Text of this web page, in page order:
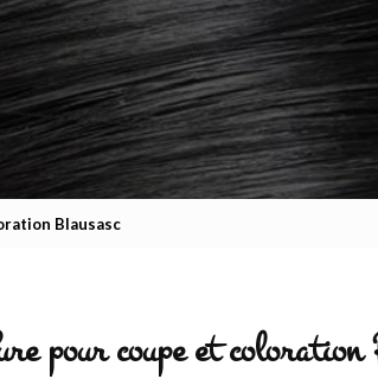
Blausasc
pour coupe et coloration